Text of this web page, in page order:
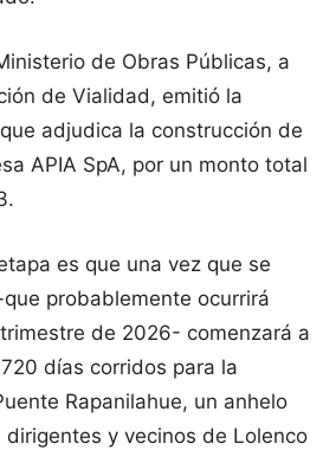
de Obras Públicas, a
de Vialidad, emitió la
adjudica la construcción de
APIA SpA, por un monto total
es que una vez que se
probablemente ocurrirá
de 2026- comenzará a
días corridos para la
Rapanilahue, un anhelo
y vecinos de Lolenco